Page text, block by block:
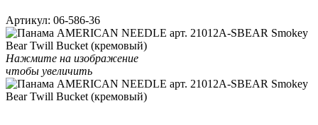
Артикул: 06-586-36
Нажмите на изображение
чтобы увеличить